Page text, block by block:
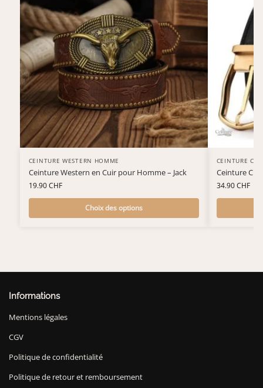
CEINTURE WESTERN HOMME
Ceinture Western en Cuir pour Homme – Jack
19.90CHF
Choix des options
CEINTURE
Ceinture
34.90CHF
Informations
Mentions légales
CGV
Politique de confidentialité
Politique de retour et remboursement